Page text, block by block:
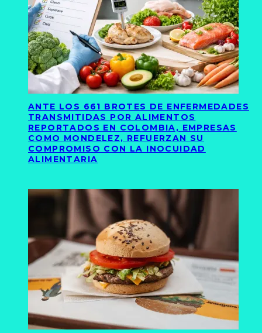
ANTE LOS 661 BROTES DE ENFERMEDADES
TRANSMITIDAS POR ALIMENTOS
REPORTADOS EN COLOMBIA, EMPRESAS
COMO MONDELEZ, REFUERZAN SU
COMPROMISO CON LA INOCUIDAD
ALIMENTARIA